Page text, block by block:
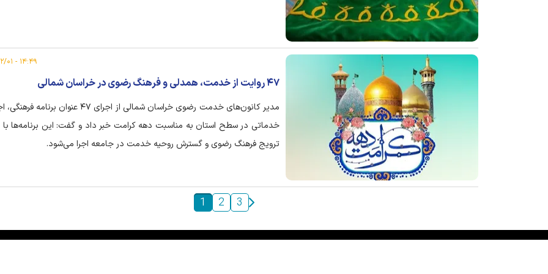
۱۴:۴۹ - ۱۴۰۵/۰۲/۰۱
۴۷ روایت از خدمت، همدلی و فرهنگ رضوی در خراسان شمالی
مدیر کانون‌های خدمت رضوی خراسان شمالی از اجرای ۴۷ عنوان
خدماتی در سطح استان به مناسبت دهه کرامت خبر داد و گفت: این برنامه‌ها
ترویج فرهنگ رضوی و گسترش روحیه خدمت در جامعه اجرا می‌شود.
1 2 3